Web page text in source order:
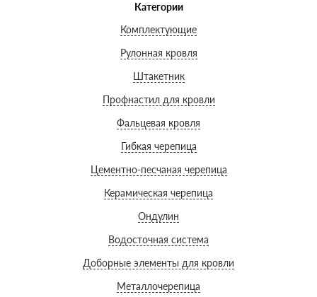
Категории
Комплектующие
Рулонная кровля
Штакетник
Профнастил для кровли
Фальцевая кровля
Гибкая черепица
Цементно-песчаная черепица
Керамическая черепица
Ондулин
Водосточная система
Доборные элементы для кровли
Металлочерепица